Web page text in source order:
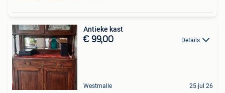
Antieke kast
€ 99,00 Details
Westmalle 25 jul 26